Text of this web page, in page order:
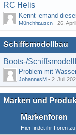
RC Helis
Kennt jemand
Münchhausen - 26.
Schiffsmodellbau
Boots-/
Problem mit
JohannesM - 2. Juli
Marken und
Markenforen
Hier findet ihr Foren